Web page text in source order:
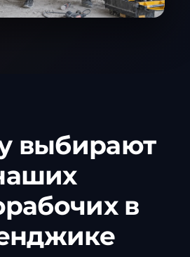
выбирают
в